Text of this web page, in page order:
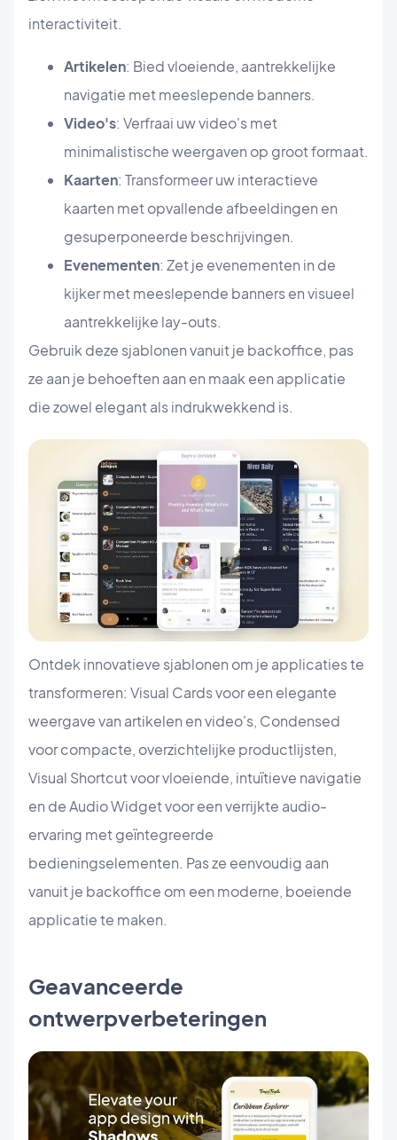
interactiviteit.
Artikelen: Bied vloeiende, aantrekkelijke
navigatie met meeslepende banners.
Video's: Verfraai uw video's met
minimalistische weergaven op groot formaat.
Kaarten: Transformeer uw interactieve
kaarten met opvallende afbeeldingen en
gesuperponeerde beschrijvingen.
Evenementen: Zet je evenementen in de
kijker met meeslepende banners en visueel
aantrekkelijke lay-outs.
Gebruik deze sjablonen vanuit je backoffice, pas
ze aan je behoeften aan en maak een applicatie
die zowel elegant als indrukwekkend is.
Ontdek innovatieve sjablonen om je applicaties te
transformeren: Visual Cards voor een elegante
weergave van artikelen en video's, Condensed
voor compacte, overzichtelijke productlijsten,
Visual Shortcut voor vloeiende, intuïtieve navigatie
en de Audio Widget voor een verrijkte audio-
ervaring met geïntegreerde
bedieningselementen. Pas ze eenvoudig aan
vanuit je backoffice om een moderne, boeiende
applicatie te maken.
Geavanceerde
ontwerpverbeteringen